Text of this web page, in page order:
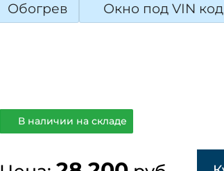
Обогрев Окно под VIN код
В наличии на складе